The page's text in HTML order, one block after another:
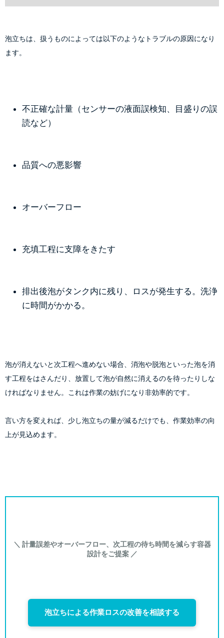
泡立ちは、扱うものによっては以下のようなトラブルの原因になり
ます。
不正確な計量（センサーの液面誤検知、目盛りの誤
読など）
品質への悪影響
オーバーフロー
充填工程に支障をきたす
排出後泡がタンク内に残り、ロスが発生する。洗浄
に時間がかかる。
泡が消えないと次工程へ進めない場合、消泡や脱泡といった泡を消
す工程をはさんだり、放置して泡が自然に消えるのを待ったりしな
ければなりません。これは作業の妨げになり非効率的です。
言い方を変えれば、少し泡立ちの量が減るだけでも、作業効率の向
上が見込めます。
＼ 計量誤差やオーバーフロー、次工程の待ち時間を減らす容器
設計をご提案 ／
泡立ちによる作業ロスの改善を相談する